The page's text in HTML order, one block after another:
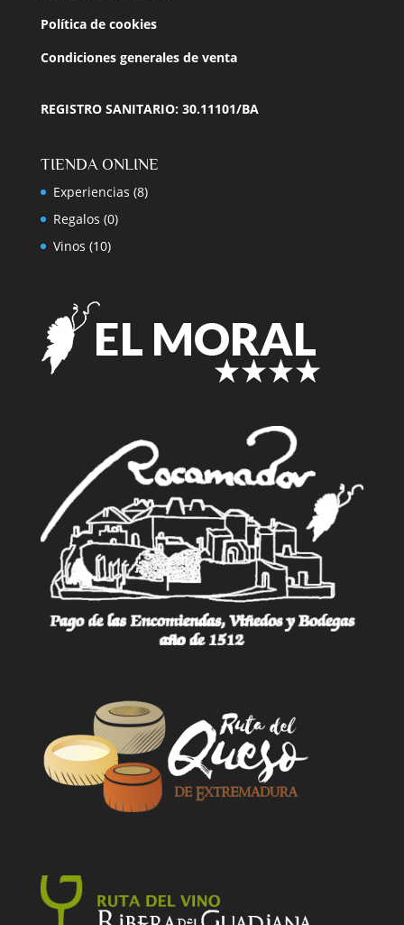
Política de cookies
Condiciones generales de venta
REGISTRO SANITARIO: 30.11101/BA
TIENDA ONLINE
Experiencias (8)
Regalos (0)
Vinos (10)